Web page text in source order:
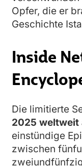
Opfer, die er
Geschichte
Inside
Die limitierte
2025 weltweit
einstündige
zwischen